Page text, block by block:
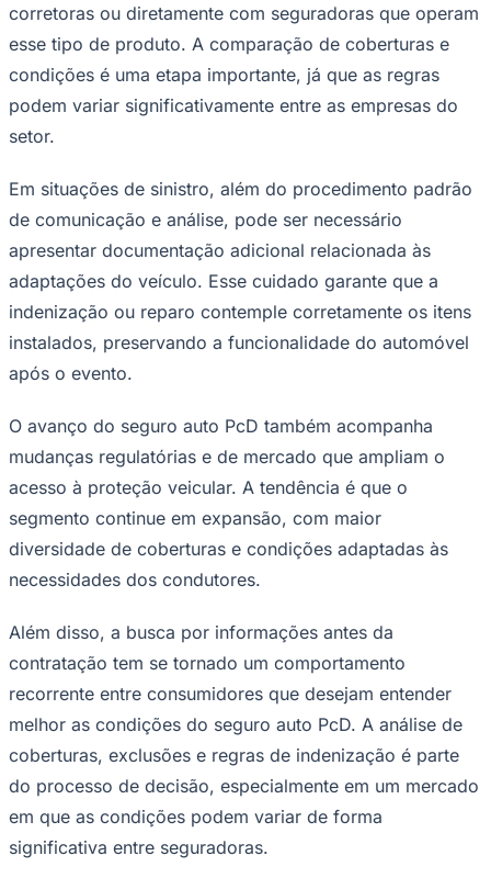
Fluminense
corretoras ou diretamente com seguradoras que operam
esse tipo de produto. A comparação de coberturas e
condições é uma etapa importante, já que as regras
podem variar significativamente entre as empresas do
setor.
Em situações de sinistro, além do procedimento padrão
de comunicação e análise, pode ser necessário
apresentar documentação adicional relacionada às
adaptações do veículo. Esse cuidado garante que a
indenização ou reparo contemple corretamente os itens
instalados, preservando a funcionalidade do automóvel
após o evento.
O avanço do seguro auto PcD também acompanha
mudanças regulatórias e de mercado que ampliam o
acesso à proteção veicular. A tendência é que o
segmento continue em expansão, com maior
diversidade de coberturas e condições adaptadas às
necessidades dos condutores.
Além disso, a busca por informações antes da
contratação tem se tornado um comportamento
recorrente entre consumidores que desejam entender
melhor as condições do seguro auto PcD. A análise de
coberturas, exclusões e regras de indenização é parte
do processo de decisão, especialmente em um mercado
em que as condições podem variar de forma
significativa entre seguradoras.